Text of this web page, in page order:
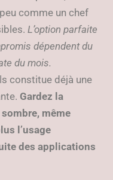
comme un chef
L’option parfaite
dépendent du
du mois.
constitue déjà une
Gardez la
même
l’usage
des applications